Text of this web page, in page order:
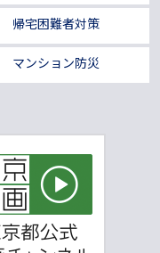
帰宅困難者対策
マンション防災